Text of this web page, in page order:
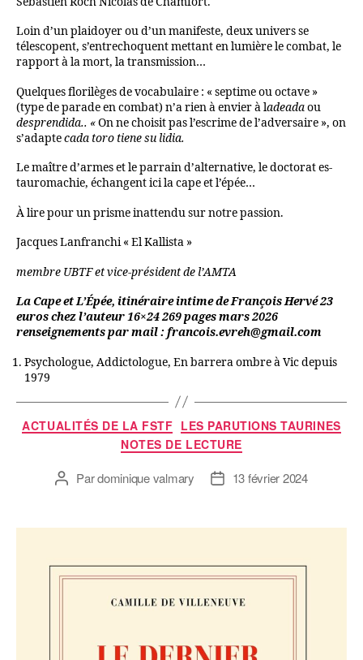
Loin d’un plaidoyer ou d’un manifeste, deux univers se
télescopent, s’entrechoquent mettant en lumière le combat, le
rapport à la mort, la transmission…
Quelques florilèges de vocabulaire : « septime ou octave »
(type de parade en combat) n’a rien à envier à ladeadaou
desprendida.. «On ne choisit pas l’escrime de l’adversaire », on
s’adaptecada toro tiene su lidia.
Le maître d’armes et le parrain d’alternative, le doctorat es-
tauromachie, échangent ici la cape et l’épée…
À lire pour un prisme inattendu sur notre passion.
Jacques Lanfranchi « El Kallista »
membre UBTF et vice-président de l’AMTA
La Cape et L’Épée, itinéraire intime de François Hervé 23
euros chez l’auteur 16×24 269 pages mars 2026
renseignements par mail : francois.evreh@gmail.com
Psychologue, Addictologue, En barrera ombre à Vic depuis
1979
ACTUALITÉS DE LA FSTF LES PARUTIONS TAURINES
NOTES DE LECTURE
Pardominique valmary 13 février 2024